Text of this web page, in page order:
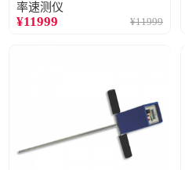
率速测仪
¥11999 ¥11999